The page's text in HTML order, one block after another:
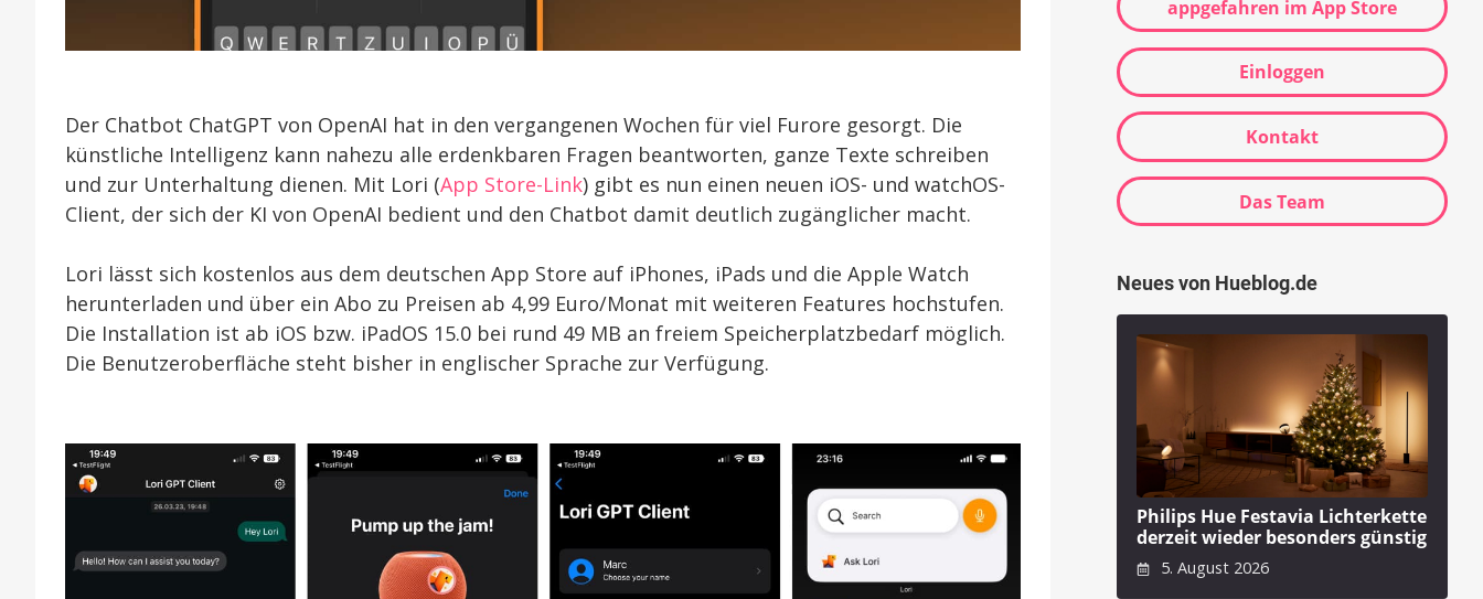
Der Chatbot ChatGPT von OpenAI hat in den vergangenen Wochen für viel Furore gesorgt. Die
künstliche Intelligenz kann nahezu alle erdenkbaren Fragen beantworten, ganze Texte schreiben
und zur Unterhaltung dienen. Mit Lori (App Store-Link) gibt es nun einen neuen iOS- und watchOS-
Client, der sich der KI von OpenAI bedient und den Chatbot damit deutlich zugänglicher macht.
Lori lässt sich kostenlos aus dem deutschen App Store auf iPhones, iPads und die Apple Watch
herunterladen und über ein Abo zu Preisen ab 4,99 Euro/Monat mit weiteren Features hochstufen.
Die Installation ist ab iOS bzw. iPadOS 15.0 bei rund 49 MB an freiem Speicherplatzbedarf möglich.
Die Benutzeroberfläche steht bisher in englischer Sprache zur Verfügung.
appgefahren im App Store
Einloggen
Kontakt
Das Team
Neues von Hueblog.de
Philips Hue Festavia Lichterkette
derzeit wieder besonders günstig
5. August 2026